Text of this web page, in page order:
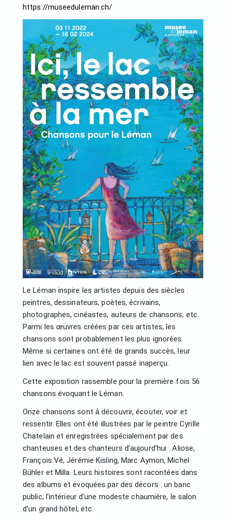
https://museeduleman.ch/
Le Léman inspire les artistes depuis des siècles :
peintres, dessinateurs, poètes, écrivains,
photographes, cinéastes, auteurs de chansons, etc.
Parmi les œuvres créées par ces artistes, les
chansons sont probablement les plus ignorées.
Même si certaines ont été de grands succès, leur
lien avec le lac est souvent passé inaperçu.
Cette exposition rassemble pour la première fois 56
chansons évoquant le Léman.
Onze chansons sont à découvrir, écouter, voir et
ressentir. Elles ont été illustrées par le peintre Cyrille
Chatelain et enregistrées spécialement par des
chanteuses et des chanteurs d’aujourd’hui : Aliose,
François Vé, Jérémie Kisling, Marc Aymon, Michel
Bühler et Milla. Leurs histoires sont racontées dans
des albums et évoquées par des décors : un banc
public, l’intérieur d’une modeste chaumière, le salon
d’un grand hôtel, etc.